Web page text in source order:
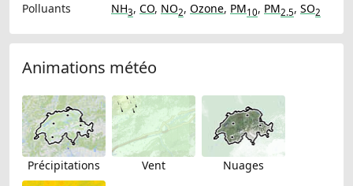
Polluants
NH3, CO, NO2, Ozone, PM10, PM2.5, SO2
Animations météo
Précipitations Vent Nuages